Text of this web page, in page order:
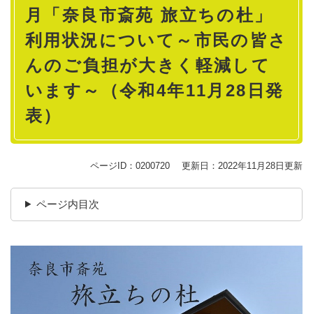
月「奈良市斎苑 旅立ちの杜」
利用状況について～市民の皆さ
んのご負担が大きく軽減して
います～（令和4年11月28日発
表）
ページID：0200720 更新日：2022年11月28日更新
ページ内目次